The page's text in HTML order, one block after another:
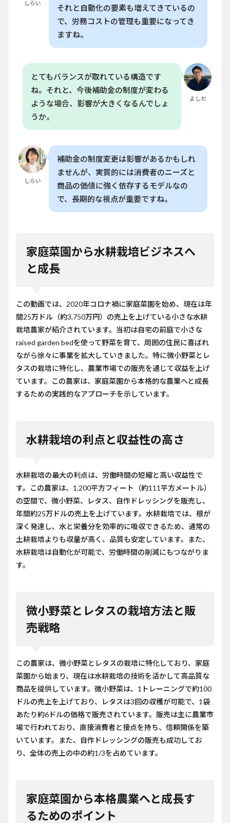
しらい
それと自動化の要素も増えてきているの
で、労務コストの管理も重要になってき
ますね。
よしだ
とてもバランスが取れている構造です
ね。それと、今後補助金の制度が変わる
ような場合、影響が大きくなるんでしょ
うか。
しらい
補助金の制度変更は影響があるかもしれ
ませんが、実質的には消費者のニーズと
商品の価値に強く依存するモデルなの
で、長期的な視点が重要ですね。
家庭菜園から水耕栽培ビジネスへ
と成長
この動画では、2020年コロナ禍に家庭菜園を始め、現在は年
間25万ドル（約3,750万円）の売上を上げている小さな水耕
栽培農家が紹介されています。当初は自宅の前庭で小さな
raised garden bedを使って野菜を育て、周囲の住民に喜ばれ
ながら徐々に事業を拡大していきました。特に微小野菜とレ
タスの栽培に特化し、農業市場での販売を通じて収益を上げ
ています。この農家は、家庭菜園から本格的な農業へと成長
するための実践的なアプローチを示しています。
水耕栽培の利点と収益性の高さ
水耕栽培の最大の利点は、労働時間の短縮と高い収益性で
す。この農家は、1,200平方フィート（約111平方メートル）
の空間で、微小野菜、レタス、自作ドレッシングを販売し、
年間約25万ドルの売上を上げています。水耕栽培では、根が
深く発達し、水と栄養分を効率的に吸収できるため、通常の
土耕栽培よりも収量が高く、品質も安定しています。また、
水耕栽培は自動化が可能で、労働時間の削減にもつながりま
す。
微小野菜とレタスの栽培方法と販
売戦略
この農家は、微小野菜とレタスの栽培に特化しており、家庭
菜園から始まり、現在は水耕栽培の技術を活かして高品質な
商品を提供しています。微小野菜は、1トレーニングで約100
ドルの売上を上げており、レタスは3回の収穫が可能で、1袋
あたり約6ドルの価格で販売されています。販売は主に農業市
場で行われており、直接消費者と接点を持ち、信頼関係を築
いています。また、自作ドレッシングの販売も成功してお
り、全体の売上の中の約1/3を占めています。
家庭菜園から本格農業へと成長す
るためのポイント